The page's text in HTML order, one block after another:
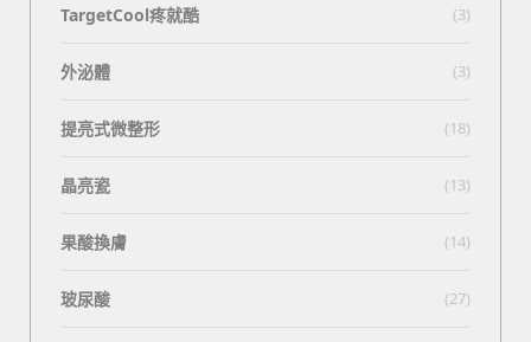
TargetCool疼就酷 (3)
外泌體 (3)
提亮式微整形 (18)
晶亮瓷 (13)
果酸換膚 (14)
玻尿酸 (27)